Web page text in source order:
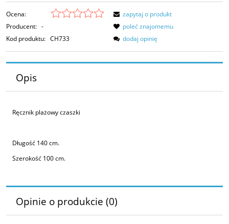
Ocena:
Producent: -
Kod produktu: CH733
zapytaj o produkt
poleć znajomemu
dodaj opinię
Opis
Ręcznik plażowy czaszki
Długość 140 cm.
Szerokość 100 cm.
Opinie o produkcie (0)